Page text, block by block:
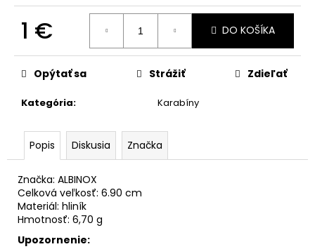
1 €
cena:
DO KOŠÍKA
Kategória: Karabíny
Opýtať sa Strážiť Zdieľať
Popis Diskusia Značka
Značka: ALBINOX
Celková veľkosť: 6.90 cm
Materiál: hliník
Hmotnosť: 6,70 g
Upozornenie:
O
d
o
a
m
e